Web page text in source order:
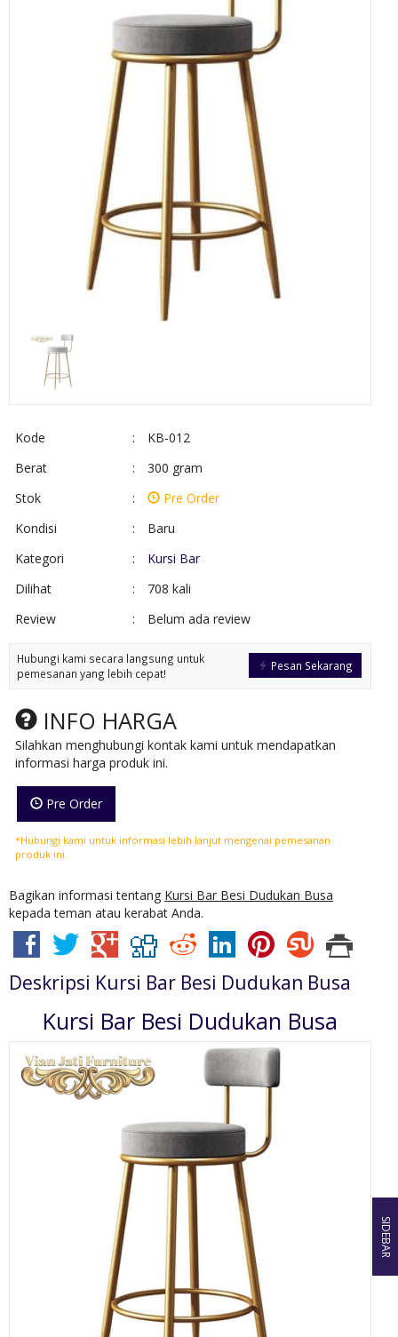
Kode :
KB-012
Berat
:
300 gram
Stok
:
Pre Order
Kondisi
:
Baru
Kategori
:
Kursi Bar
Dilihat
:
708 kali
Review
: Belum ada review
Pesan Sekarang
Hubungi kami secara langsung untuk
pemesanan yang lebih cepat!
INFO HARGA
Silahkan menghubungi kontak kami untuk mendapatkan
informasi harga produk ini.
Pre Order
*Hubungi kami untuk informasi lebih lanjut mengenai pemesanan
produk ini.
Bagikan informasi tentang Kursi Bar Besi Dudukan Busa
kepada teman atau kerabat Anda.
Deskripsi Kursi Bar Besi Dudukan Busa
Kursi Bar Besi Dudukan Busa
SIDEBAR